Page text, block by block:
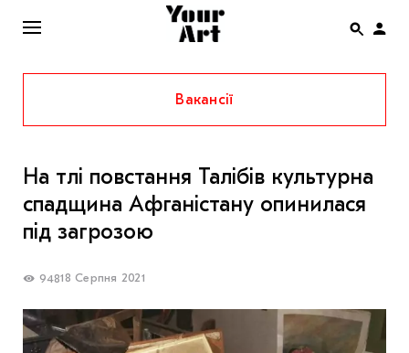
ENG
НОВИНИ
АФІША
ІНТЕРВ’Ю
СПЕЦПРОЄКТИ
Вакансії
На тлі повстання Талібів культурна
спадщина Афганістану опинилася
під загрозою
94818 Серпня 2021